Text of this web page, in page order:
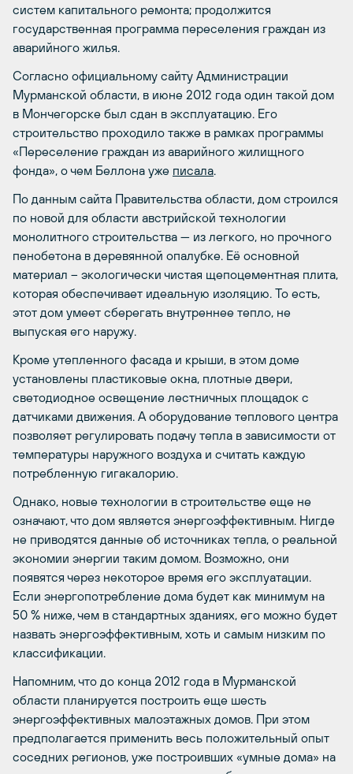
систем капитального ремонта; продолжится
государственная программа переселения граждан из
аварийного жилья.
Согласно официальному сайту Администрации
Мурманской области, в июне 2012 года один такой дом
в Мончегорске был сдан в эксплуатацию. Его
строительство проходило также в рамках программы
«Переселение граждан из аварийного жилищного
фонда», о чем Беллона уже писала.
По данным сайта Правительства области, дом строился
по новой для области австрийской технологии
монолитного строительства — из легкого, но прочного
пенобетона в деревянной опалубке. Её основной
материал – экологически чистая щепоцементная плита,
которая обеспечивает идеальную изоляцию. То есть,
этот дом умеет сберегать внутреннее тепло, не
выпуская его наружу.
Кроме утепленного фасада и крыши, в этом доме
установлены пластиковые окна, плотные двери,
светодиодное освещение лестничных площадок с
датчиками движения. А оборудование теплового центра
позволяет регулировать подачу тепла в зависимости от
температуры наружного воздуха и считать каждую
потребленную гигакалорию.
Однако, новые технологии в строительстве еще не
означают, что дом является энергоэффективным. Нигде
не приводятся данные об источниках тепла, о реальной
экономии энергии таким домом. Возможно, они
появятся через некоторое время его эксплуатации.
Если энергопотребление дома будет как минимум на
50 % ниже, чем в стандартных зданиях, его можно будет
назвать энергоэффективным, хоть и самым низким по
классификации.
Напомним, что до конца 2012 года в Мурманской
области планируется построить еще шесть
энергоэффективных малоэтажных домов. При этом
предполагается применить весь положительный опыт
соседних регионов, уже построивших «умные дома» на